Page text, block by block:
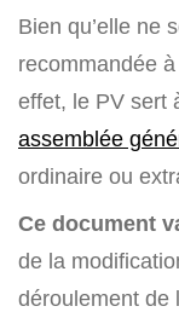
Bien qu’elle ne
recommandée
effet, le PV sert
assemblée
ordinaire ou
Ce document
de la
déroulement de